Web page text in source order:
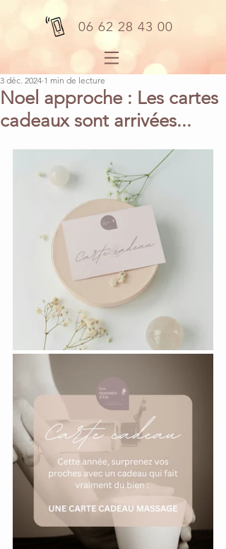
06 62 28 43 00
Noel approche : Les cartes
cadeaux sont arrivées...
3 déc. 2024 1 min de lecture